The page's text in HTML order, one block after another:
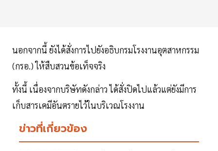
นอกจากนี้ ยังได้สั่งการไปยังอธิบกรมโรงงานอุตสาหกรรม
(กรอ.) ให้สืบสวนข้อเท็จจริง
ทั้งนี้ เนื่องจากบริษัทดังกล่าว ได้สั่งปิดไปแล้วแต่ยังมีการ
เก็บสารเคมีอันตรายไว้ในบริเวณโรงงาน
ข่าวที่เกี่ยวข้อง